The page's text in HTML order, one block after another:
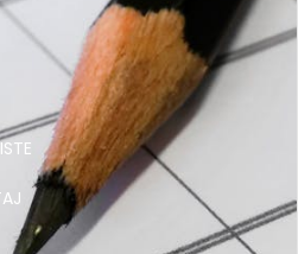
700-799
NIE PIĘTROWAĆ